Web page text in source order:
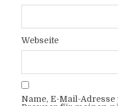
Webseite
Name, E-Mail-